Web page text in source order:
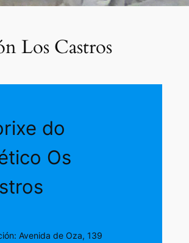
Los Castros
do
Os
Avenida de Oza, 139